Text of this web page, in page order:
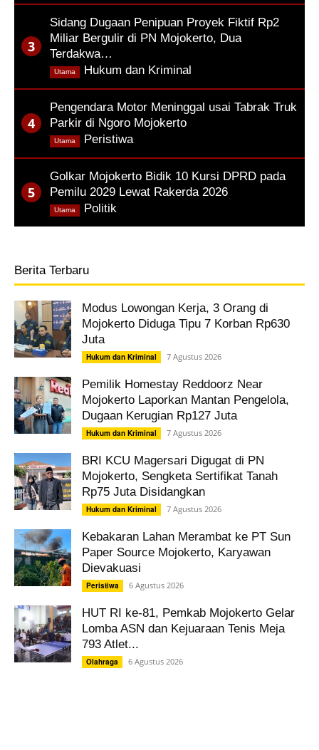
Sidang Dugaan Penipuan Proyek Fiktif Rp2
Miliar Bergulir di PN Mojokerto, Dua
Terdakwa…
Hukum dan Kriminal
Utama
Pengendara Motor Meninggal usai Tabrak Truk
Parkir di Ngoro Mojokerto
Peristiwa
Utama
Golkar Mojokerto Bidik 10 Kursi DPRD pada
Pemilu 2029 Lewat Rakerda 2026
Politik
Utama
Berita Terbaru
Modus Lowongan Kerja, 3 Orang di
Mojokerto Diduga Tipu 7 Korban Rp630
Juta
Hukum dan Kriminal 7 Agustus 2026
Pemilik Homestay Reddoorz Near
Mojokerto Laporkan Mantan Pengelola,
Dugaan Kerugian Rp127 Juta
Hukum dan Kriminal 7 Agustus 2026
BRI KCU Magersari Digugat di PN
Mojokerto, Sengketa Sertifikat Tanah
Rp75 Juta Disidangkan
Hukum dan Kriminal 7 Agustus 2026
Kebakaran Lahan Merambat ke PT Sun
Paper Source Mojokerto, Karyawan
Dievakuasi
Peristiwa 6 Agustus 2026
HUT RI ke-81, Pemkab Mojokerto Gelar
Lomba ASN dan Kejuaraan Tenis Meja
793 Atlet...
Olahraga 6 Agustus 2026